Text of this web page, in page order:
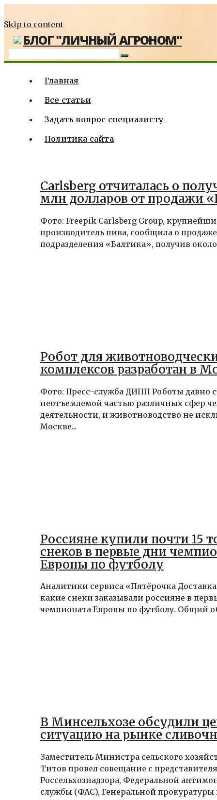
Skip to content
БЛОГ "ЛИЧНЫЙ АГРОНОМ"
Главная
Все статьи
Задать вопрос специалисту
Политика сайта
Carlsberg отчиталась о
млн долларов от продажи
Фото: Freepik Carlsberg Group,
производитель пива, сообщила о
подразделения «Балтика», получив
Робот для
комплексов разработан в
Фото: Пресс-служба ДИПП Роботы давно
неотъемлемой частью различных сфер
деятельности, и животноводство не
Москве...
Россияне купили почти 15
снеков в первые дни
Европы по футболу
Аналитики сервиса «Пятёрочка
какие снеки заказывали россияне в
чемпионата Европы по футболу. Общий
В Минсельхозе обсудили
ситуацию на рынке
Заместитель Министра сельского
Титов провел совещание с
Россельхознадзора, Федеральной
службы (ФАС), Генеральной прокуратуры